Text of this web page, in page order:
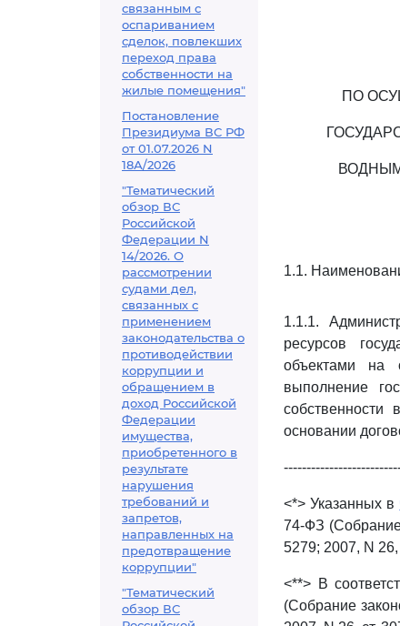
связанным с
оспариванием
сделок, повлекших
переход права
собственности на
жилые помещения"
Постановление
Президиума ВС РФ
от 01.07.2026 N
18А/2026
"Тематический
обзор ВС
Российской
Федерации N
14/2026. О
рассмотрении
судами дел,
связанных с
применением
законодательства о
противодействии
коррупции и
обращением в
доход Российской
Федерации
имущества,
приобретенного в
результате
нарушения
требований и
запретов,
направленных на
предотвращение
коррупции"
"Тематический
обзор ВС
ПО
1.1.
1.1.1.
ресурсов
объектами на
выполнение
основании
<*> Указанных в
74-ФЗ (Собрание
5279; 2007, N 26,
<**> В
(Собрание